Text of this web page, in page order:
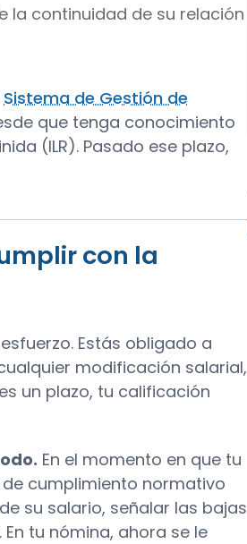
la continuidad de su relación
Sistema de Gestión de
que tenga conocimiento
(ILR). Pasado ese plazo,
con la
Estás obligado a
modificación salarial,
un plazo, tu calificación
En el momento en que tu
cumplimiento normativo
su salario, señalar las bajas
tu nómina, ahora se le